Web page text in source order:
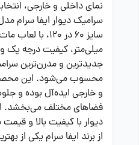
نمای داخلی و خارجی،
سرامیک دیوار ایفا سرام
میلی‌متر، کیفیت درجه یک و
جدیدترین و مدرن‌ترین
محسوب می‌شود. این
و خارجی ایده‌آل بوده و
فضاهای مختلف می‌بخشد.
دیوار با کیفیت بالا و
از برند ایفا سرام یکی از